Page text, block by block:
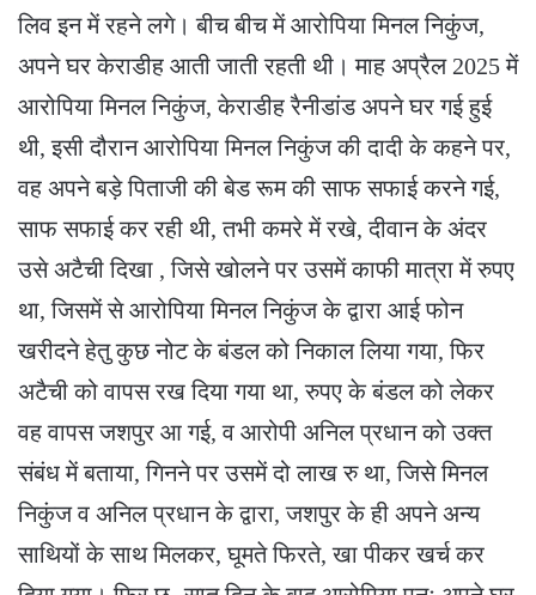
लिव इन में रहने लगे। बीच बीच में आरोपिया मिनल निकुंज,
अपने घर केराडीह आती जाती रहती थी। माह अप्रैल 2025 में
आरोपिया मिनल निकुंज, केराडीह रैनीडांड अपने घर गई हुई
थी, इसी दौरान आरोपिया मिनल निकुंज की दादी के कहने पर,
वह अपने बड़े पिताजी की बेड रूम की साफ सफाई करने गई,
साफ सफाई कर रही थी, तभी कमरे में रखे, दीवान के अंदर
उसे अटैची दिखा , जिसे खोलने पर उसमें काफी मात्रा में रुपए
था, जिसमें से आरोपिया मिनल निकुंज के द्वारा आई फोन
खरीदने हेतु कुछ नोट के बंडल को निकाल लिया गया, फिर
अटैची को वापस रख दिया गया था, रुपए के बंडल को लेकर
वह वापस जशपुर आ गई, व आरोपी अनिल प्रधान को उक्त
संबंध में बताया, गिनने पर उसमें दो लाख रु था, जिसे मिनल
निकुंज व अनिल प्रधान के द्वारा, जशपुर के ही अपने अन्य
साथियों के साथ मिलकर, घूमते फिरते, खा पीकर खर्च कर